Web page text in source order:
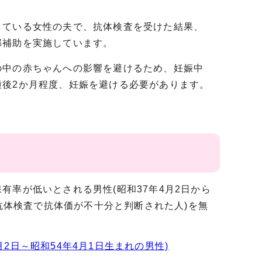
る女性の夫で、抗体検査を受けた結果、
助を実施しています。
の赤ちゃんへの影響を避けるため、妊娠中
2か月程度、妊娠を避ける必要があります。
率が低いとされる男性(昭和37年4月2日から
検査で抗体価が不十分と判断された人)を無
日～昭和54年4月1日生まれの男性)